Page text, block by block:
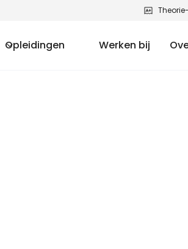
Opleidingen Werken bij